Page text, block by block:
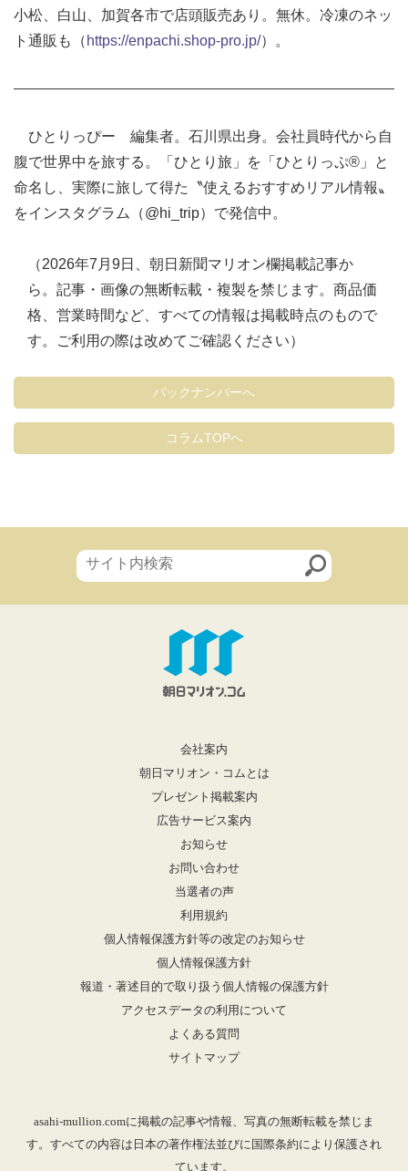
小松、白山、加賀各市で店頭販売あり。無休。冷凍のネッ
ト通販も（ https://enpachi.shop-pro.jp/）。
ひとりっぴー 編集者。石川県出身。会社員時代から自
腹で世界中を旅する。「ひとり旅」を「ひとりっぷ®」と
命名し、実際に旅して得た〝使えるおすすめリアル情報〟
をインスタグラム（@hi_trip）で発信中。
（2026年7月9日、朝日新聞マリオン欄掲載記事か
ら。記事・画像の無断転載・複製を禁じます。商品価
格、営業時間など、すべての情報は掲載時点のもので
す。ご利用の際は改めてご確認ください）
バックナンバーへ
コラムTOPへ
会社案内
朝日マリオン・コムとは
プレゼント掲載案内
広告サービス案内
お知らせ
お問い合わせ
当選者の声
利用規約
個人情報保護方針等の改定のお知らせ
個人情報保護方針
報道・著述目的で取り扱う個人情報の保護方針
アクセスデータの利用について
よくある質問
サイトマップ
asahi-mullion.comに掲載の記事や情報、写真の無断転載を禁じま
す。すべての内容は日本の著作権法並びに国際条約により保護され
ています。